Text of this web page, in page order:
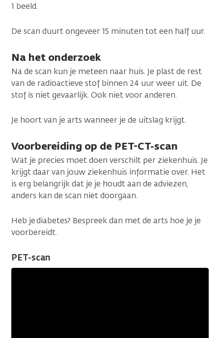
1 beeld.
De scan duurt ongeveer 15 minuten tot een half uur.
Na het onderzoek
Na de scan kun je meteen naar huis. Je plast de rest
van de radioactieve stof binnen 24 uur weer uit. De
stof is niet gevaarlijk. Ook niet voor anderen.
Je hoort van je arts wanneer je de uitslag krijgt.
Voorbereiding op de PET-CT-scan
Wat je precies moet doen verschilt per ziekenhuis. Je
krijgt daar van jouw ziekenhuis informatie over. Het
is erg belangrijk dat je je houdt aan de adviezen,
anders kan de scan niet doorgaan.
Heb je diabetes? Bespreek dan met de arts hoe je je
voorbereidt.
PET-scan